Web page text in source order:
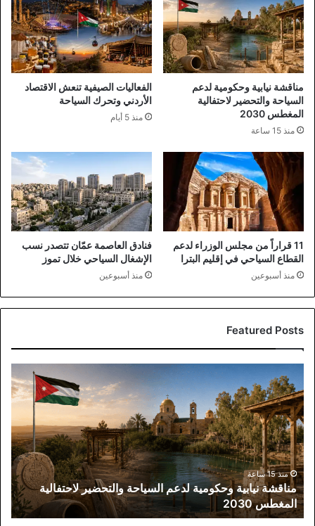
مناقشة نيابية وحكومية لدعم
السياحة والتحضير لاحتفالية
المغطس 2030
منذ 15 ساعة
الفعاليات الصيفية تنعش الاقتصاد
الأردني وتحرك السياحة
منذ 5 أيام
11 قراراً من مجلس الوزراء لدعم
القطاع السياحي في إقليم البترا
منذ أسبوعين
فنادق العاصمة عمّان تتصدر نسب
الإشغال السياحي خلال تموز
منذ أسبوعين
Featured Posts
نيابية
وحكومية
لدعم
السياحة
والتحضير
لاحتفالية
المغطس
2030
منذ 15 ساعة
مناقشة نيابية وحكومية لدعم السياحة والتحضير لاحتفالية
المغطس 2030